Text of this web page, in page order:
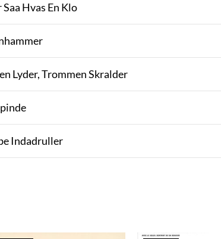
Saa Hvas En Klo
Lyder, Trommen Skralder
Indadruller